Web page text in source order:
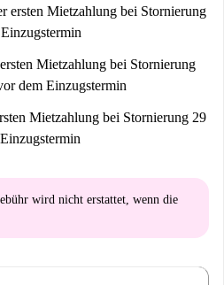
ersten Mietzahlung bei Stornierung
Mietzahlung bei Stornierung
dem Einzugstermin
Mietzahlung bei Stornierung 29
wird nicht erstattet, wenn die